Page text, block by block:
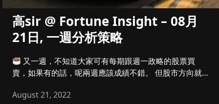
高sir @ Fortune Insight – 08月
21日, 一週分析策略
又一週，不知道大家可有每期跟週一政略的股票買
賣，如果有的話，呢兩週應該成績不錯。 但股市方向就
August 21, 2022